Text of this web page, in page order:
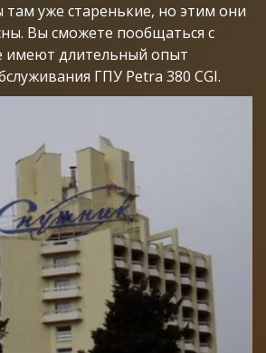
уже старенькие, но этим они
Вы сможете пообщаться с
длительный опыт
ГПУ Petra 380 CGI.